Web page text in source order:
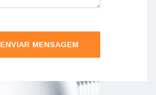
ENVIAR MENSAGEM